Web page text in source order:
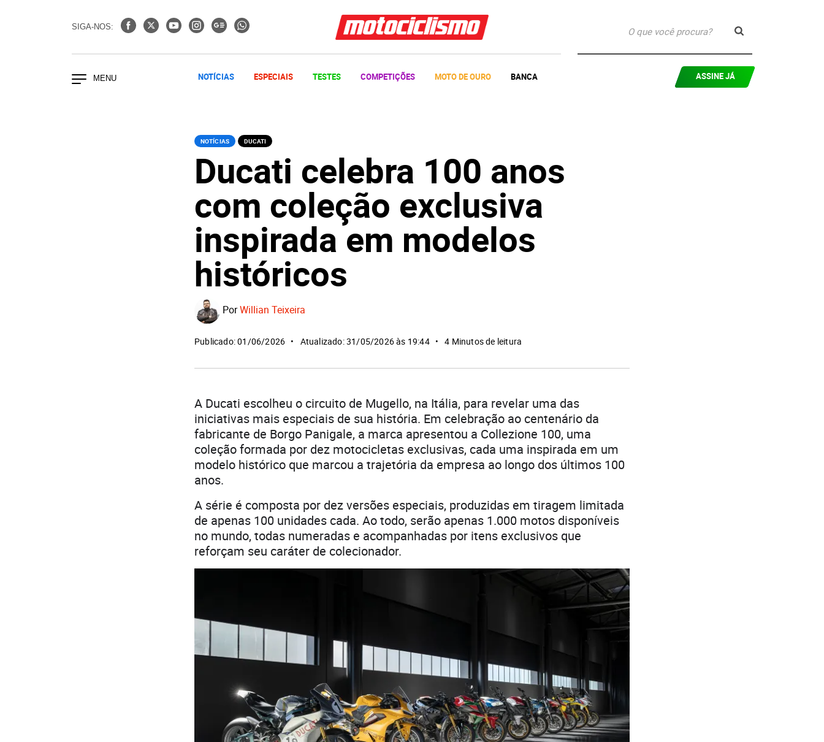
SIGA-NOS:
NOTÍCIAS ESPECIAIS TESTES COMPETIÇÕES MOTO DE OURO BANCA ASSINE JÁ
NOTÍCIAS DUCATI
Ducati celebra 100 anos
com coleção exclusiva
inspirada em modelos
históricos
PorWillian Teixeira
Publicado: 01/06/2026 Atualizado: 31/05/2026 às 19:44 4 Minutos de leitura
A Ducati escolheu o circuito de Mugello, na Itália, para revelar uma das
iniciativas mais especiais de sua história. Em celebração ao centenário da
fabricante de Borgo Panigale, a marca apresentou a Collezione 100, uma
coleção formada por dez motocicletas exclusivas, cada uma inspirada em um
modelo histórico que marcou a trajetória da empresa ao longo dos últimos 100
anos.
A série é composta por dez versões especiais, produzidas em tiragem limitada
de apenas 100 unidades cada. Ao todo, serão apenas 1.000 motos disponíveis
no mundo, todas numeradas e acompanhadas por itens exclusivos que
reforçam seu caráter de colecionador.